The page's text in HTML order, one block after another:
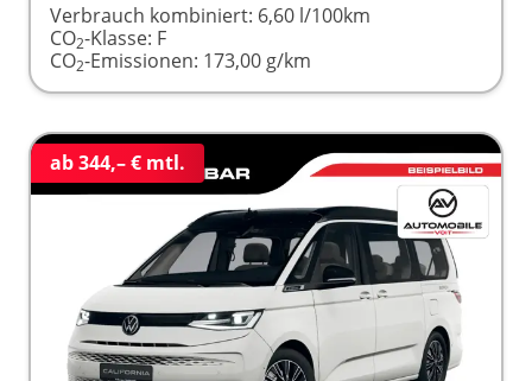
Verbrauch kombiniert: 6,60 l/100km
CO2-Klasse: F
CO2-Emissionen: 173,00 g/km
ab 344,– € mtl.